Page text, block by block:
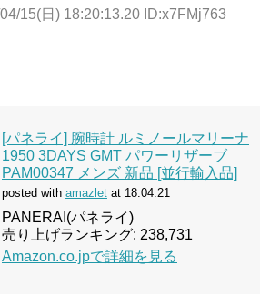
15(日) 18:20:13.20 ID:x7FMj763
[パネライ] 腕時計 ルミノールマリーナ
1950 3DAYS GMT パワーリザーブ
PAM00347 メンズ 新品 [並行輸入品]
posted with amazlet at 18.04.21
PANERAI(パネライ)
売り上げランキング: 238,731
Amazon.co.jpで詳細を見る